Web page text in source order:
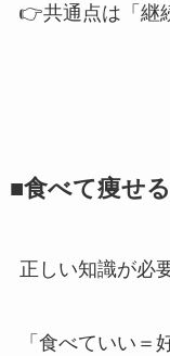
👉共通点は「継
■食べて痩せ
正しい知識が必
「食べていい＝